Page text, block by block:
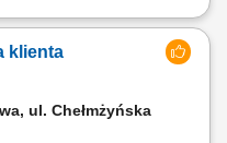
klientów oraz doradztwo
i realizacja transakcji. Dbanie
sali sprzedaży. Wykładanie
Kontrola jakości i stanu...
klienta
ul. Chełmżyńska